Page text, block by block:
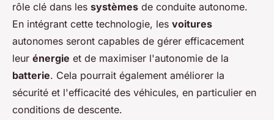
rôle clé dans les systèmes de conduite autonome.
En intégrant cette technologie, les voitures
autonomes seront capables de gérer efficacement
leur énergie et de maximiser l'autonomie de la
batterie. Cela pourrait également améliorer la
sécurité et l'efficacité des véhicules, en particulier en
conditions de descente.